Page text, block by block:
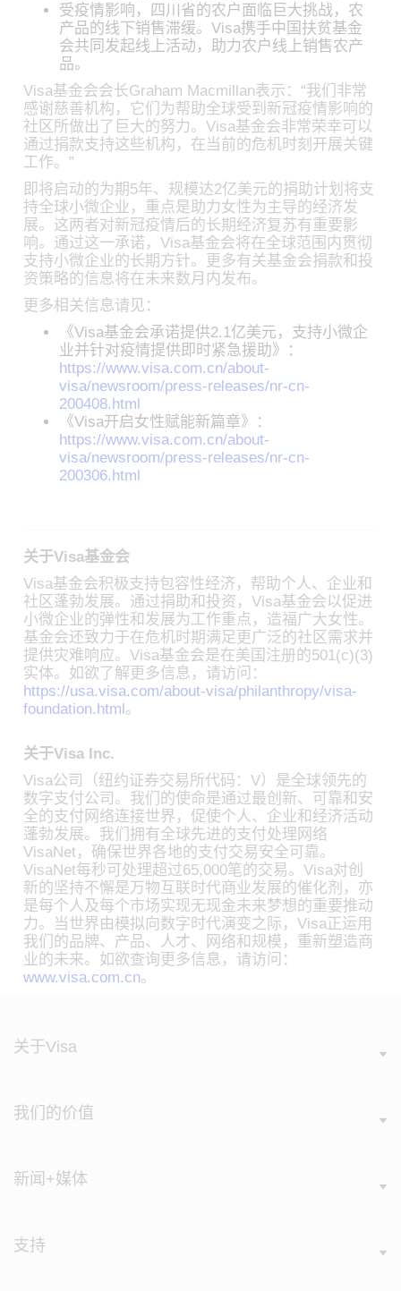
受疫情影响，四川省的农户面临巨大挑战，农
产品的线下销售滞缓。Visa携手中国扶贫基金
会共同发起线上活动，助力农户线上销售农产
品。
Visa基金会会长Graham Macmillan表示：“我们非常
感谢慈善机构，它们为帮助全球受到新冠疫情影响的
社区所做出了巨大的努力。Visa基金会非常荣幸可以
通过捐款支持这些机构，在当前的危机时刻开展关键
工作。”
即将启动的为期5年、规模达2亿美元的捐助计划将支
持全球小微企业，重点是助力女性为主导的经济发
展。这两者对新冠疫情后的长期经济复苏有重要影
响。通过这一承诺，Visa基金会将在全球范围内贯彻
支持小微企业的长期方针。更多有关基金会捐款和投
资策略的信息将在未来数月内发布。
更多相关信息请见：
《Visa基金会承诺提供2.1亿美元，支持小微企
业并针对疫情提供即时紧急援助》：
https://www.visa.com.cn/about-
visa/newsroom/press-releases/nr-cn-
200408.html
《Visa开启女性赋能新篇章》：
https://www.visa.com.cn/about-
visa/newsroom/press-releases/nr-cn-
200306.html
关于Visa基金会
Visa基金会积极支持包容性经济，帮助个人、企业和
社区蓬勃发展。通过捐助和投资，Visa基金会以促进
小微企业的弹性和发展为工作重点，造福广大女性。
基金会还致力于在危机时期满足更广泛的社区需求并
提供灾难响应。Visa基金会是在美国注册的501(c)(3)
实体。如欲了解更多信息，请访问：
https://usa.visa.com/about-visa/philanthropy/visa-
foundation.html。
关于Visa Inc.
Visa公司（纽约证券交易所代码：V）是全球领先的
数字支付公司。我们的使命是通过最创新、可靠和安
全的支付网络连接世界，促使个人、企业和经济活动
蓬勃发展。我们拥有全球先进的支付处理网络
VisaNet，确保世界各地的支付交易安全可靠。
VisaNet每秒可处理超过65,000笔的交易。Visa对创
新的坚持不懈是万物互联时代商业发展的催化剂，亦
是每个人及每个市场实现无现金未来梦想的重要推动
力。当世界由模拟向数字时代演变之际，Visa正运用
我们的品牌、产品、人才、网络和规模，重新塑造商
业的未来。如欲查询更多信息，请访问：
www.visa.com.cn。
关于Visa
我们的价值
新闻+媒体
支持